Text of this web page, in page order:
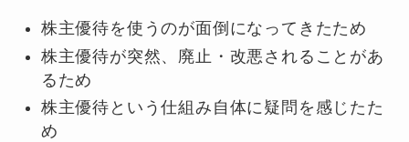
株主優待を使うのが面倒になってきたため
株主優待が突然、廃止・改悪されることがあ
るため
株主優待という仕組み自体に疑問を感じたた
め